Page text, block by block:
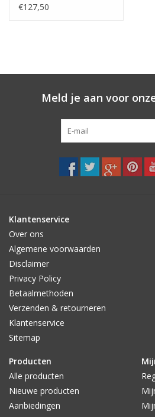
Sale€127,50
Meld je aan voor
Klantenservice
Over ons
Algemene voorwaarden
Disclaimer
Privacy Policy
Betaalmethoden
Verzenden & retourneren
Klantenservice
Sitemap
Producten
Alle producten
Nieuwe producten
Aanbiedingen